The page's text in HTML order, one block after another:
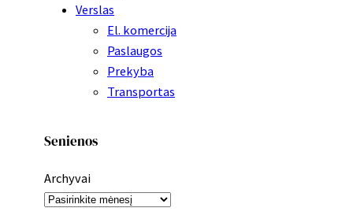
Verslas
El. komercija
Paslaugos
Prekyba
Transportas
Senienos
Archyvai